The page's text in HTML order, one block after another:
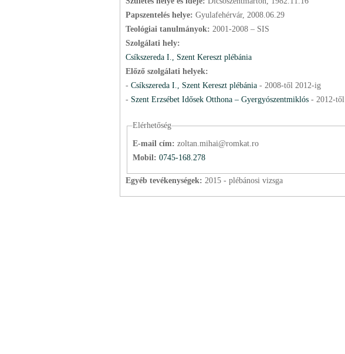
Papszentelés helye: Gyulafehérvár, 2008.06.29
Teológiai tanulmányok: 2001-2008 – SIS
Szolgálati hely:
Csíkszereda I., Szent Kereszt plébánia
Előző szolgálati helyek:
- Csíkszereda I., Szent Kereszt plébánia- 2008-től 2012-ig
- Szent Erzsébet Idősek Otthona – Gyergyószentmiklós- 2012-től
Elérhetőség
E-mail cím: zoltan.mihai@romkat.ro
Mobil: 0745-168.278
Egyéb tevékenységek: 2015 - plébánosi vizsga